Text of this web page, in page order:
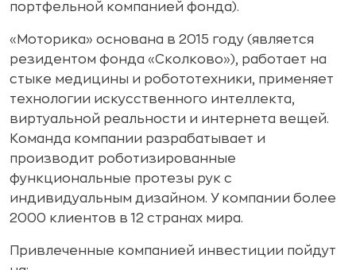
портфельной компанией фонда).
«Моторика» основана в 2015 году (является
резидентом фонда «Сколково»), работает на
стыке медицины и робототехники, применяет
технологии искусственного интеллекта,
виртуальной реальности и интернета вещей.
Команда компании разрабатывает и
производит роботизированные
функциональные протезы рук с
индивидуальным дизайном. У компании более
2000 клиентов в 12 странах мира.
Привлеченные компанией инвестиции пойдут